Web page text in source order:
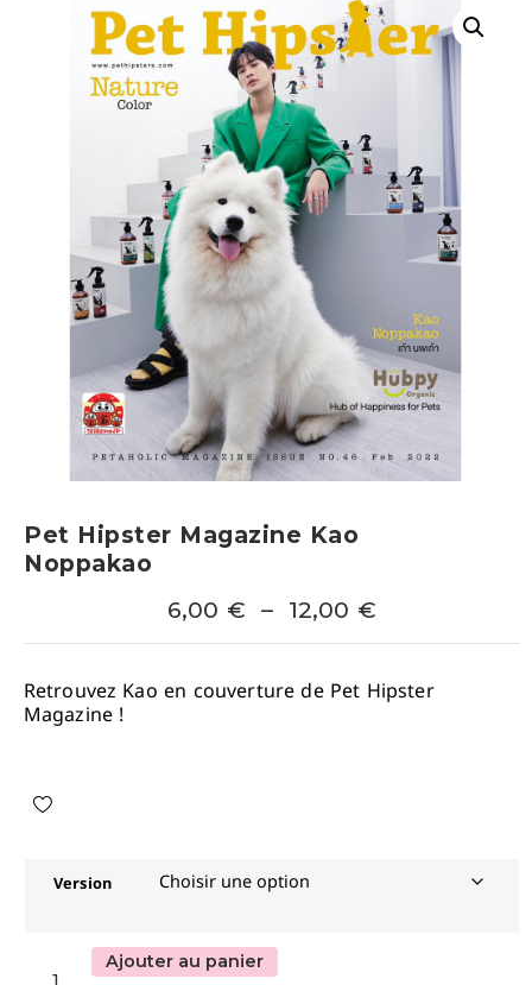
Pet Hipster Magazine Kao
Noppakao
6,00 € – 12,00 €
Retrouvez Kao en couverture de Pet Hipster
Magazine !
Version
Ajouter au panier